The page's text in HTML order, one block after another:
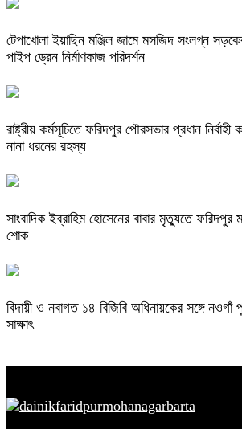
টেপাখোলা ইয়াছিন মঞ্জিল জামে মসজিদ সংলগ্ন
পাইপ ড্রেন নির্মাণকাজ পরিদর্শন
রাষ্ট্রীয় কর্মসূচিতে ফরিদপুর পৌরসভার প্রধান নির্বাহী
নানা ধরনের রহস্য
সাংবাদিক ইব্রাহিম হোসেনের বাবার মৃত্যুতে ফরিদপুর
শোক
বিদায়ী ও নবাগত ১৪ বিজিবি অধিনায়কের সঙ্গে
সাক্ষাৎ